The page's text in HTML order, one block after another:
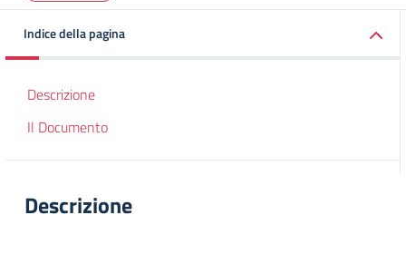
Indice della pagina
Descrizione
Il Documento
Descrizione